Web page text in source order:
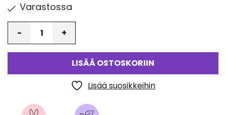
Varastossa
LISÄÄ OSTOSKORIIN
Lisää suosikkeihin